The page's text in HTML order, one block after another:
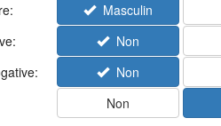
Masculin
Non
Non
Non